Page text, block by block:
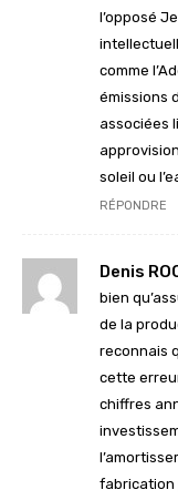
l’opposé
comme
émissions
associées
soleil ou
RÉPONDRE
Denis
bien
de la
reconnais
cette
chiffres
fabrication